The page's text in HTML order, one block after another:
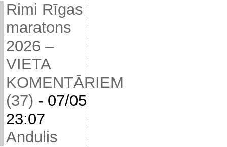
Rimi Rīgas
maratons
2026 –
VIETA
KOMENTĀRIEM
(37) - 07/05
23:07
Andulis